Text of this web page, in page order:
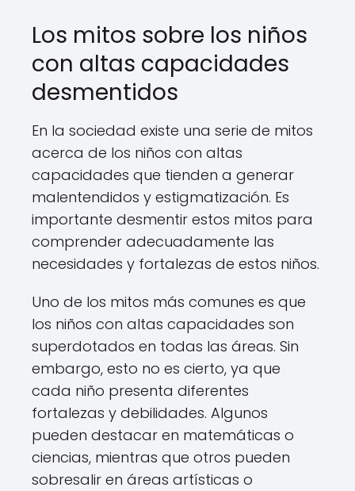
Los mitos sobre los niños
con altas capacidades
desmentidos
En la sociedad existe una serie de mitos
acerca de los niños con altas
capacidades que tienden a generar
malentendidos y estigmatización. Es
importante desmentir estos mitos para
comprender adecuadamente las
necesidades y fortalezas de estos niños.
Uno de los mitos más comunes es que
los niños con altas capacidades son
superdotados en todas las áreas. Sin
embargo, esto no es cierto, ya que
cada niño presenta diferentes
fortalezas y debilidades. Algunos
pueden destacar en matemáticas o
ciencias, mientras que otros pueden
sobresalir en áreas artísticas o